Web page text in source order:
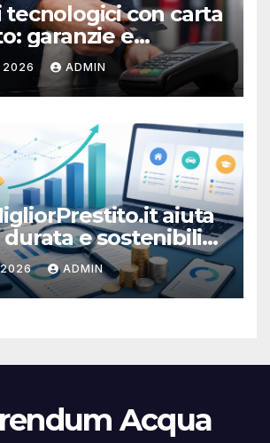
tecnologici con carta
garanzie e
2026 ADMIN
aiuta
durata e sostenibilità
2026 ADMIN
Acqua